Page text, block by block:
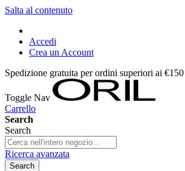
Salta al contenuto
Accedi
Crea un Account
Spedizione gratuita per ordini superiori ai €150
Toggle Nav
Carrello
Search
Search
Ricerca avanzata
Search